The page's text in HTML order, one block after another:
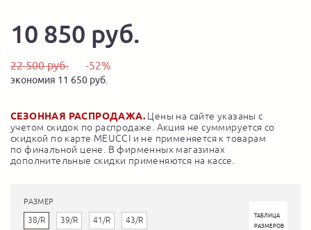
10 850 руб.
22 500 руб. -52%
экономия 11 650 руб.
СЕЗОННАЯ РАСПРОДАЖА. Цены на сайте указаны с
учетом скидок по распродаже. Акция не суммируется со
скидкой по карте MEUCCI и не применяется к товарам
по финальной цене. В фирменных магазинах
дополнительные скидки применяются на кассе.
РАЗМЕР
38/R 39/R 41/R 43/R
ТАБЛИЦА
РАЗМЕРОВ